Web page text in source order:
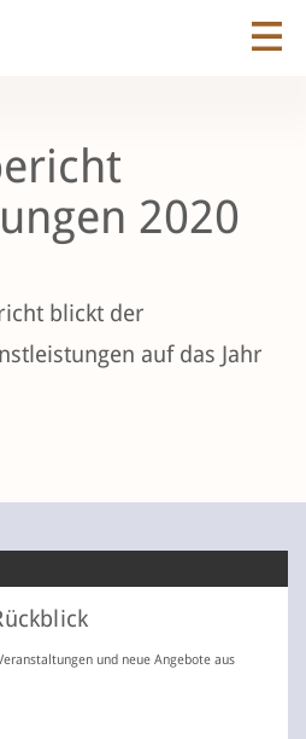
2020
blickt der
auf das Jahr
und neue Angebote aus